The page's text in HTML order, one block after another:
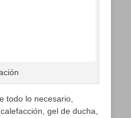
todo lo necesario,
gel de ducha,